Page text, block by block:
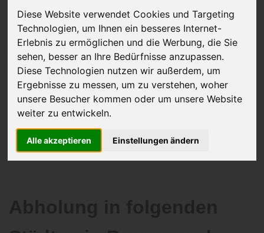
Diese Website verwendet Cookies und Targeting
Technologien, um Ihnen ein besseres Internet-
Erlebnis zu ermöglichen und die Werbung, die Sie
sehen, besser an Ihre Bedürfnisse anzupassen.
Diese Technologien nutzen wir außerdem, um
Ergebnisse zu messen, um zu verstehen, woher
unsere Besucher kommen oder um unsere Website
weiter zu entwickeln.
Alle akzeptieren Einstellungen ändern
JETZT KOSTENLOSE BEWERTUNG
Kostenloses Angebotfür den Ankauf Ihres Autos inklusive der
Abholung, auf Wunsch sofort Geld. Ihre Daten werden nicht mit Dritten
Wir garantieren 100% Sicherheit.